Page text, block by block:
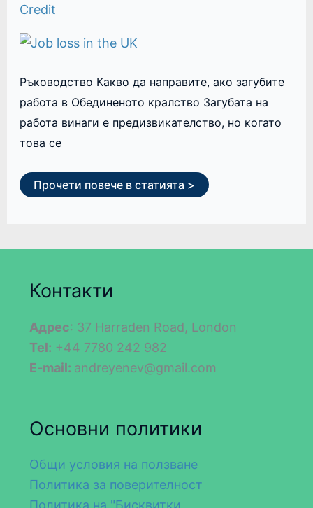
Credit
Ръководство Какво да направите, ако загубите
работа в Обединеното кралство Загубата на
работа винаги е предизвикателство, но когато
това се
Прочети повече в статията >
Контакти
Адрес: 37 Harraden Road, London
Tel: +44 7780 242 982
E-mail: andreyenev@gmail.com
Основни политики
Общи условия на ползване
Политика за поверителност